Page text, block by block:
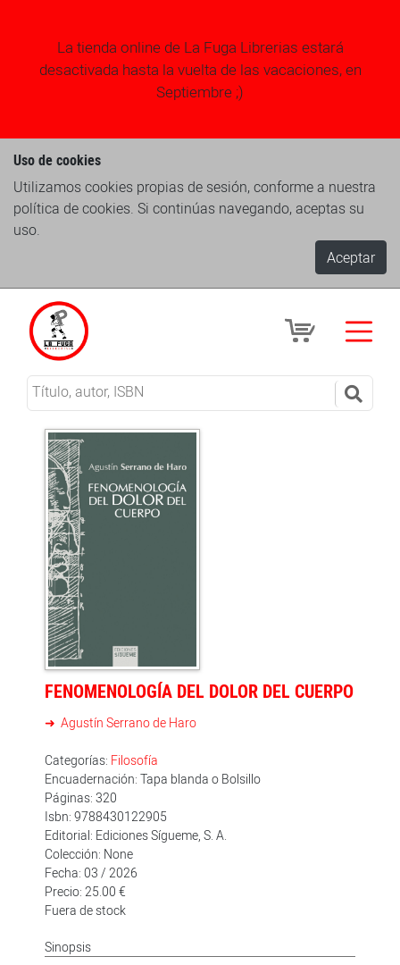
La tienda online de La Fuga Librerias estará
desactivada hasta la vuelta de las vacaciones, en
Septiembre ;)
Uso de cookies
Utilizamos cookies propias de sesión, conforme a nuestra
política de cookies. Si continúas navegando, aceptas su
uso.
Aceptar
FENOMENOLOGÍA DEL DOLOR DEL CUERPO
Agustín Serrano de Haro
Categorías: Filosofía
Encuadernación: Tapa blanda o Bolsillo
Páginas: 320
Isbn: 9788430122905
Editorial: Ediciones Sígueme, S. A.
Colección: None
Fecha: 03 / 2026
Precio: 25.00 €
Fuera de stock
Sinopsis